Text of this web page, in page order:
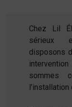
Chez Lil
sérieux
disposons
sommes